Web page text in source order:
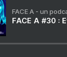
FACE A - un
FACE A #30 :